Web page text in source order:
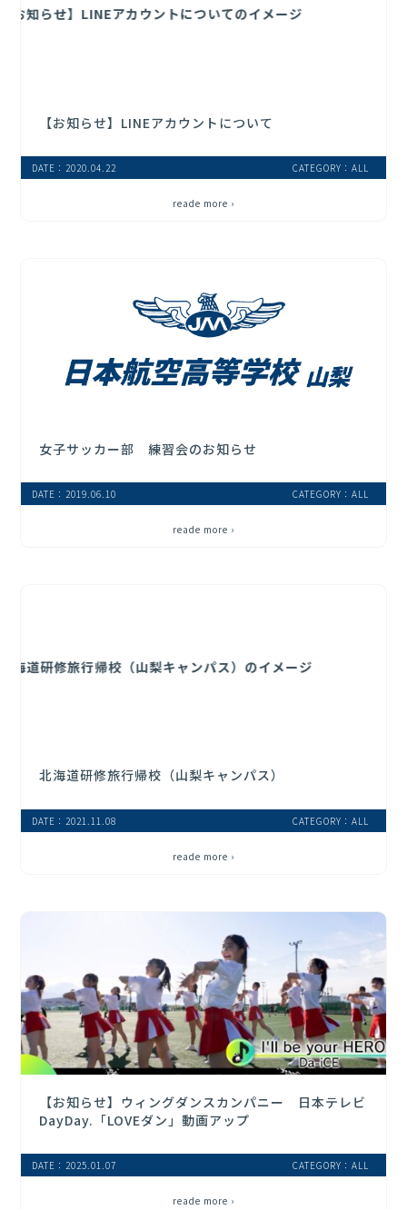
【お知らせ】LINEアカウントについて
DATE：2020.04.22 CATEGORY：ALL
reade more ›
女子サッカー部 練習会のお知らせ
DATE：2019.06.10 CATEGORY：ALL
reade more ›
北海道研修旅行帰校（山梨キャンパス）
DATE：2021.11.08 CATEGORY：ALL
reade more ›
【お知らせ】ウィングダンスカンパニー 日本テレビ
DayDay.「LOVEダン」動画アップ
DATE：2025.01.07 CATEGORY：ALL
reade more ›